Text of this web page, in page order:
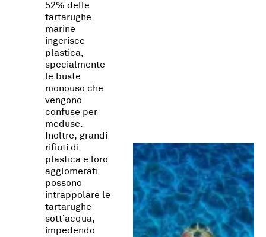
52% delle
tartarughe
marine
ingerisce
plastica,
specialmente
le buste
monouso che
vengono
confuse per
meduse.
Inoltre, grandi
rifiuti di
plastica e loro
agglomerati
possono
intrappolare le
tartarughe
sott’acqua,
impedendo